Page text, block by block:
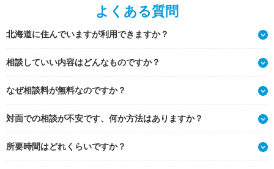
よくある質問
北海道に住んでいますが利用できますか？
相談していい内容はどんなものですか？
なぜ相談料が無料なのですか？
対面での相談が不安です、何か方法はありますか？
所要時間はどれくらいですか？